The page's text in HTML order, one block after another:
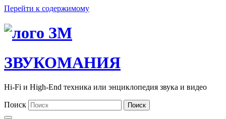
Перейти к содержимому
ЗВУКОМАНИЯ
Hi-Fi и High-End техника или энциклопедия звука и видео
Поиск Поиск